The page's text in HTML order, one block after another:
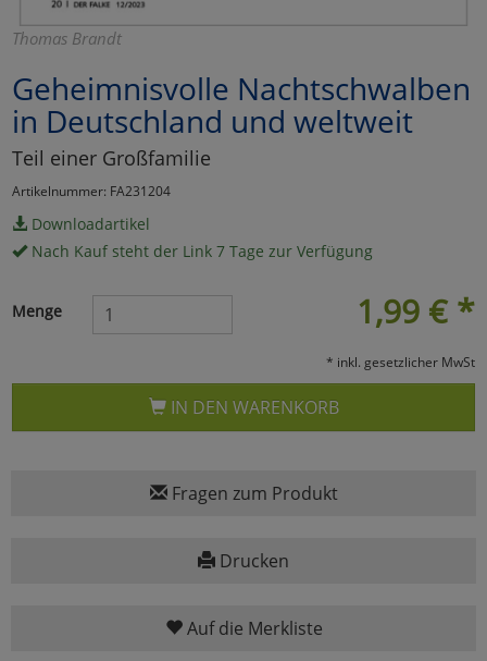
Thomas Brandt
Geheimnisvolle Nachtschwalben
in Deutschland und weltweit
Teil einer Großfamilie
Artikelnummer: FA231204
Downloadartikel
Nach Kauf steht der Link 7 Tage zur Verfügung
1,99 € *
Menge
* inkl. gesetzlicher MwSt
IN DEN WARENKORB
Fragen zum Produkt
Drucken
Auf die Merkliste
Marketing
Umfragetools
Cookies
Einstellungen speichern